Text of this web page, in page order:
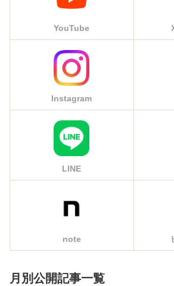
YouTube
Instagram
LINE
note
月別公開記事一覧